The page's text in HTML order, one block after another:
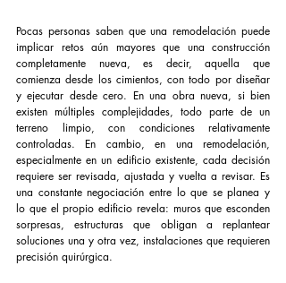
Pocas personas saben que una remodelación puede
implicar retos aún mayores que una construcción
completamente nueva, es decir, aquella que
comienza desde los cimientos, con todo por diseñar
y ejecutar desde cero. En una obra nueva, si bien
existen múltiples complejidades, todo parte de un
terreno limpio, con condiciones relativamente
controladas. En cambio, en una remodelación,
especialmente en un edificio existente, cada decisión
requiere ser revisada, ajustada y vuelta a revisar. Es
una constante negociación entre lo que se planea y
lo que el propio edificio revela: muros que esconden
sorpresas, estructuras que obligan a replantear
soluciones una y otra vez, instalaciones que requieren
precisión quirúrgica.